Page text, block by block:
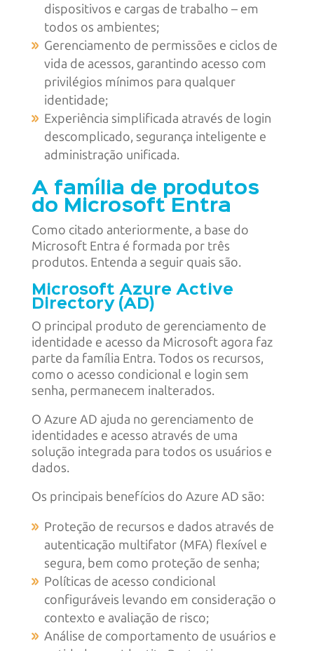
dispositivos e cargas de trabalho – em
todos os ambientes;
Gerenciamento de permissões e ciclos de
vida de acessos, garantindo acesso com
privilégios mínimos para qualquer
identidade;
Experiência simplificada através de login
descomplicado, segurança inteligente e
administração unificada.
A família de produtos
do Microsoft Entra
Como citado anteriormente, a base do
Microsoft Entra é formada por três
produtos. Entenda a seguir quais são.
Microsoft Azure Active
Directory (AD)
O principal produto de gerenciamento de
identidade e acesso da Microsoft agora faz
parte da família Entra. Todos os recursos,
como o acesso condicional e login sem
senha, permanecem inalterados.
O Azure AD ajuda no gerenciamento de
identidades e acesso através de uma
solução integrada para todos os usuários e
dados.
Os principais benefícios do Azure AD são:
Proteção de recursos e dados através de
autenticação multifator (MFA) flexível e
segura, bem como proteção de senha;
Políticas de acesso condicional
configuráveis levando em consideração o
contexto e avaliação de risco;
Análise de comportamento de usuários e